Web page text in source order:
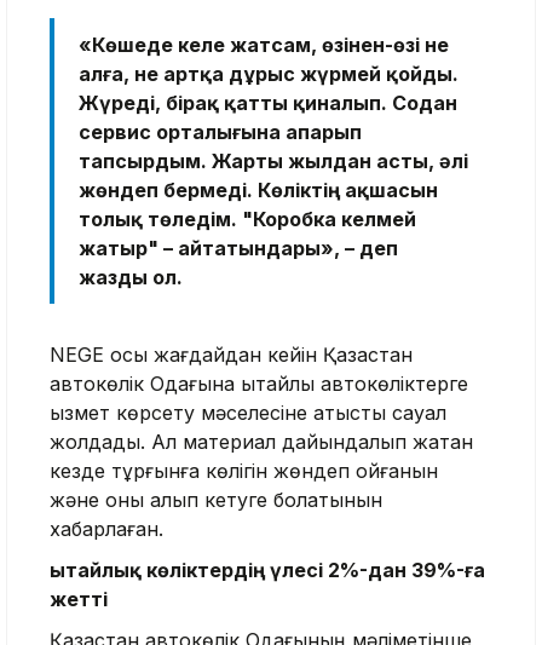
«Көшеде келе жатсам, өзінен-өзі не
алға, не артқа дұрыс жүрмей қойды.
Жүреді, бірақ қатты қиналып. Содан
сервис орталығына апарып
тапсырдым. Жарты жылдан асты, әлі
жөндеп бермеді. Көліктің ақшасын
толық төледім. "Коробка келмей
жатыр" – айтатындары», – деп
жазды ол.
NEGE осы жағдайдан кейін Қазақстан
автокөлік Одағына қытайлық автокөліктерге
қызмет көрсету мәселесіне қатысты сауал
жолдады. Ал материал дайындалып жатқан
кезде тұрғынға көлігін жөндеп қойғанын
және оны алып кетуге болатынын
хабарлаған.
Қытайлық көліктердің үлесі 2%-дан 39%-ға
жетті
Қазақстан автокөлік Одағының мәліметінше,